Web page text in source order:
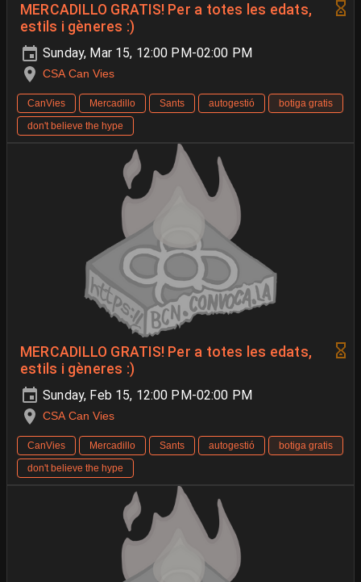
MERCADILLO GRATIS! Per a totes les edats,
estils i gèneres :)
Sunday, Mar 15, 12:00 PM-02:00 PM
CSA Can Vies
CanVies Mercadillo Sants autogestió
botiga gratis
don't believe the hype
MERCADILLO GRATIS! Per a totes les edats,
estils i gèneres :)
Sunday, Feb 15, 12:00 PM-02:00 PM
CSA Can Vies
CanVies Mercadillo Sants autogestió
botiga gratis
don't believe the hype